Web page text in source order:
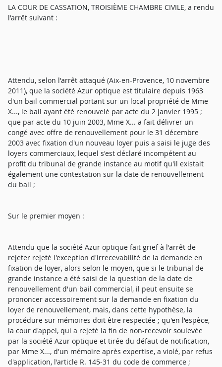
LA COUR DE CASSATION, TROISIÈME CHAMBRE CIVILE, a rendu
l'arrêt suivant :
Attendu, selon l'arrêt attaqué (Aix-en-Provence, 10 novembre
2011), que la société Azur optique est titulaire depuis 1963
d'un bail commercial portant sur un local propriété de Mme
X..., le bail ayant été renouvelé par acte du 2 janvier 1995 ;
que par acte du 10 juin 2003, Mme X... a fait délivrer un
congé avec offre de renouvellement pour le 31 décembre
2003 avec fixation d'un nouveau loyer puis a saisi le juge des
loyers commerciaux, lequel s'est déclaré incompétent au
profit du tribunal de grande instance au motif qu'il existait
également une contestation sur la date de renouvellement
du bail ;
Sur le premier moyen :
Attendu que la société Azur optique fait grief à l'arrêt de
rejeter rejeté l'exception d'irrecevabilité de la demande en
fixation de loyer, alors selon le moyen, que si le tribunal de
grande instance a été saisi de la question de la date de
renouvellement d'un bail commercial, il peut ensuite se
prononcer accessoirement sur la demande en fixation du
loyer de renouvellement, mais, dans cette hypothèse, la
procédure sur mémoires doit être respectée ; qu'en l'espèce,
la cour d'appel, qui a rejeté la fin de non-recevoir soulevée
par la société Azur optique et tirée du défaut de notification,
par Mme X..., d'un mémoire après expertise, a violé, par refus
d'application, l'article R. 145-31 du code de commerce ;